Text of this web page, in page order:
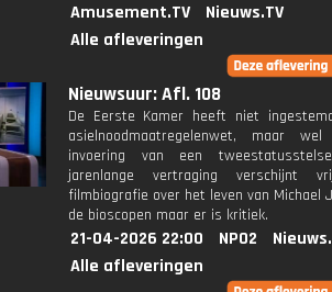
Amusement.TV
Nieuws.TV
Alle afleveringen
Nieuwsuur: Afl. 108
De Eerste Kamer heeft niet
asielnoodmaatregelenwet, maar
invoering van een
jarenlange vertraging verschijnt
filmbiografie over het leven van Michael
de bioscopen maar er is kritiek.
21-04-2026 22:00 NPO2
Alle afleveringen